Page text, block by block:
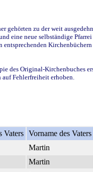
zu der weit
eine neue selbständige
des Original-Kirchenbuches
Fehlerfreiheit erhoben.
Vaters Vorname des Vaters
Martin
Martin